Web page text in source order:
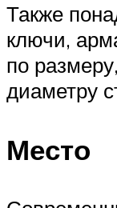
Также
ключи,
по
диаметру
Место